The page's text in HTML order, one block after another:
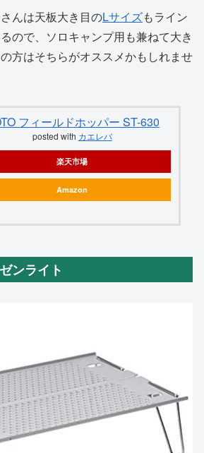
んは天板大き目のLサイズもライン
ので、ソロキャンプ用も兼ねて大き
方はそちらがオススメかもしれませ
フィールドホッパー ST-630
posted with カエレバ
楽天市場
Amazon
ンライト